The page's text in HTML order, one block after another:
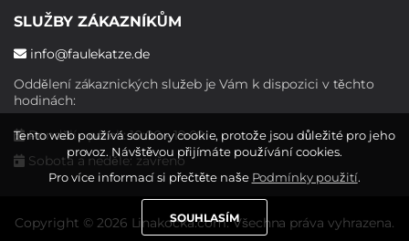
SLUŽBY ZÁKAZNÍKŮM
info@faulekatze.de
Oddělení zákaznických služeb je Vám k dispozici v těchto
hodinách:
Pondělí - pátek: 10:00 - 19:00
Sobota a neděle: zavřeno
Copyright © 2026 Linakocka.com. Všechna práva vyhrazena.
Tento web používá soubory cookie, protože jsou důležité pro jeho
provoz. Návštěvou přijímáte používání cookies.
Pro více informací si přečtěte naše Podmínky použití.
SOUHLASÍM